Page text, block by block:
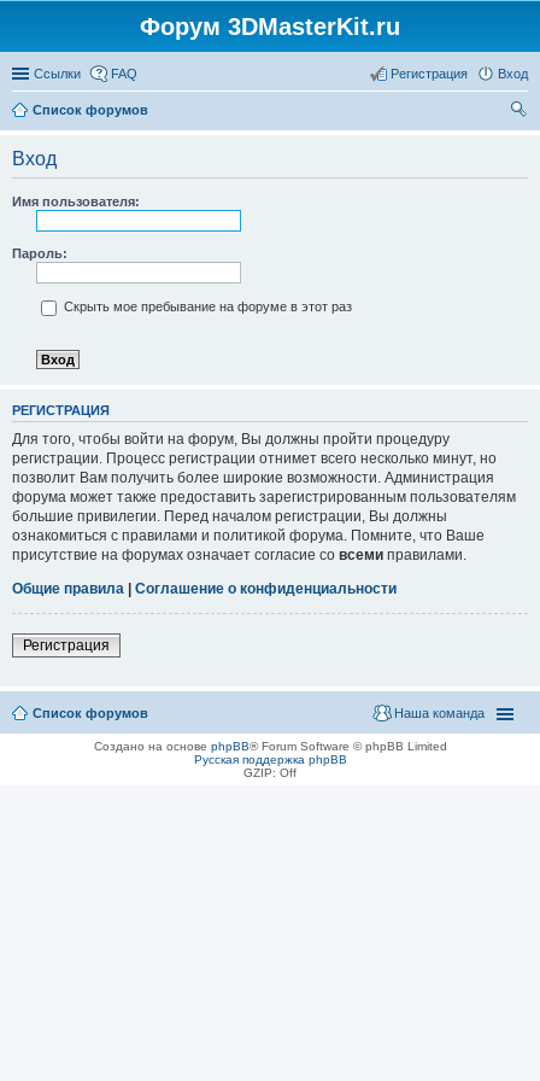
Форум 3DMasterKit.ru
Ссылки FAQ Вход
Регистрация
Список форумов
Вход
Имя пользователя:
Пароль:
Скрыть мое пребывание на форуме в этот раз
РЕГИСТРАЦИЯ
Для того, чтобы войти на форум, Вы должны пройти процедуру
регистрации. Процесс регистрации отнимет всего несколько минут, но
позволит Вам получить более широкие возможности. Администрация
форума может также предоставить зарегистрированным пользователям
большие привилегии. Перед началом регистрации, Вы должны
ознакомиться с правилами и политикой форума. Помните, что Ваше
присутствие на форумах означает согласие со всеми правилами.
Общие правила | Соглашение о конфиденциальности
Регистрация
Список форумов Наша команда
Создано на основе phpBB® Forum Software © phpBB Limited
Русская поддержка phpBB
GZIP: Off